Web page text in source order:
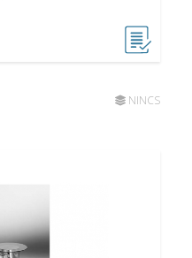
NINCS